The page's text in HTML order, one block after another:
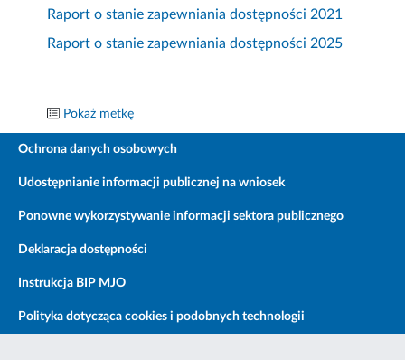
Raport o stanie zapewniania dostępności 2021
Raport o stanie zapewniania dostępności 2025
Pokaż metkę
Ochrona danych osobowych
Udostępnianie informacji publicznej na wniosek
Ponowne wykorzystywanie informacji sektora publicznego
Deklaracja dostępności
Instrukcja BIP MJO
Polityka dotycząca cookies i podobnych technologii